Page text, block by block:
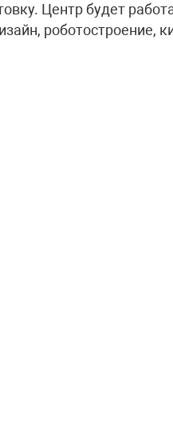
Центр будет
роботостроение,